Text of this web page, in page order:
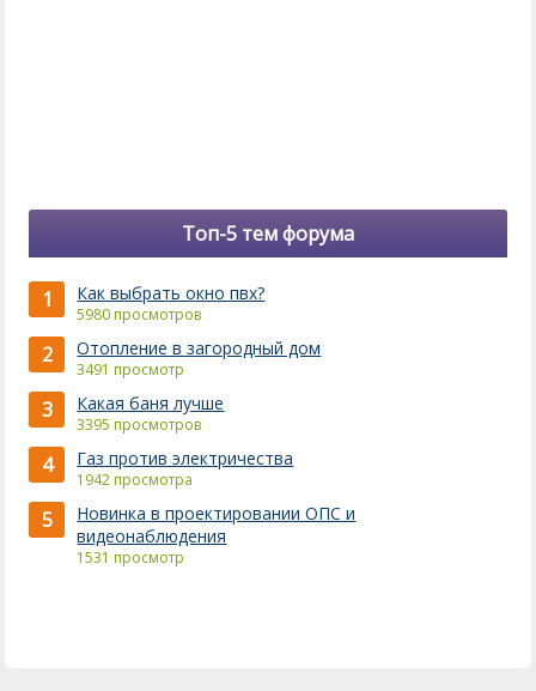
Топ-5 тем форума
1 Как выбрать окно пвх?
5980 просмотров
2 Отопление в загородный дом
3491 просмотр
3 Какая баня лучше
3395 просмотров
4 Газ против электричества
1942 просмотра
5
Новинка в проектировании ОПС и
видеонаблюдения
1531 просмотр